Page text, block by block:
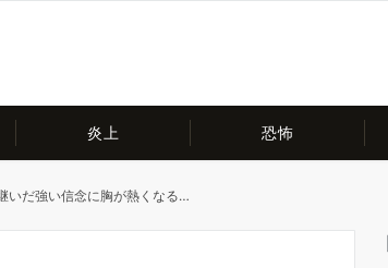
炎上 恐怖
いだ強い信念に胸が熱くなる…